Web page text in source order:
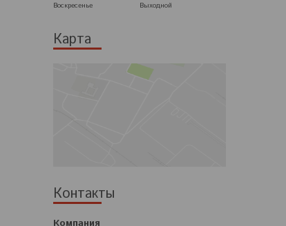
Воскресенье
Выходной
Карта
Контакты